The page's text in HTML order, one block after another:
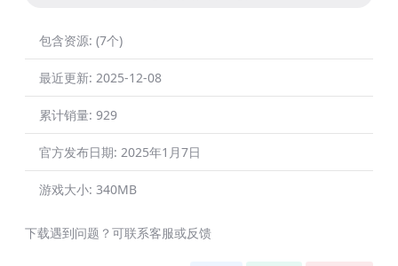
包含资源: (7个)
最近更新: 2025-12-08
累计销量: 929
官方发布日期: 2025年1月7日
游戏大小: 340MB
下载遇到问题？可联系客服或反馈